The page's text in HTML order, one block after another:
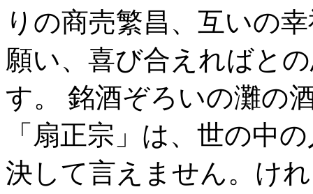
りの商売繁昌、互いの
願い、喜び合えればと
す。 銘酒ぞろいの灘の
「扇正宗」は、世の中
決して言えません。け